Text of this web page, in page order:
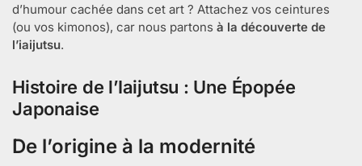
d’humour cachée dans cet art ? Attachez vos ceintures
(ou vos kimonos), car nous partons à la découverte de
l’iaijutsu.
Histoire de l’Iaijutsu : Une Épopée
Japonaise
De l’origine à la modernité